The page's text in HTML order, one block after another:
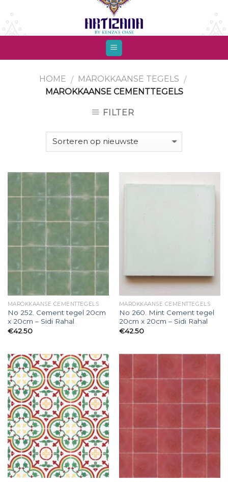
to
content
HOME / MAROKKAANSE TEGELS /
MAROKKAANSE CEMENTTEGELS
FILTER
MAROKKAANSE CEMENTTEGELS
No 252. Cement tegel 20cm
x 20cm – Sidi Rahal
€42.50
MAROKKAANSE CEMENTTEGELS
No 260. Mint Cement tegel
20cm x 20cm – Sidi Rahal
€42.50